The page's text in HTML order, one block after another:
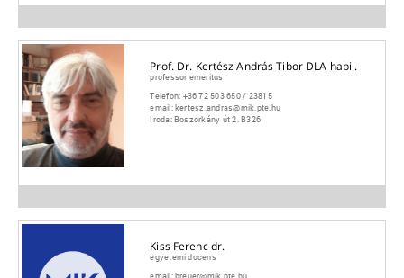
Prof. Dr. Kertész András Tibor DLA habil.
professor emeritus
Telefon: +36 72 503 650 / 23815
email:kertesz.andras@mik.pte.hu
Iroda:Boszorkány út 2. B326
Kiss Ferenc dr.
egyetemi docens
email:breuer@mik.pte.hu